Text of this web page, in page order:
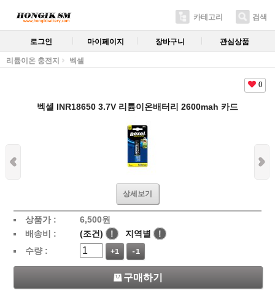
카테고리 검색
로그인 마이페이지 장바구니 관심상품
리튬이온 충전지 벡셀
0
벡셀 INR18650 3.7V 리튬이온배터리 2600mah 카드
상세보기
상품가 : 6,500원
배송비 :
(조건) ! 지역별
!
수량 :
+1 -1
구매하기